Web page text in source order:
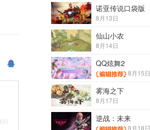
诺亚传说口袋版
8月13日
仙山小农
8月14日
QQ炫舞2
8月15日
雾海之下
8月17日
逆战：未来
8月18日